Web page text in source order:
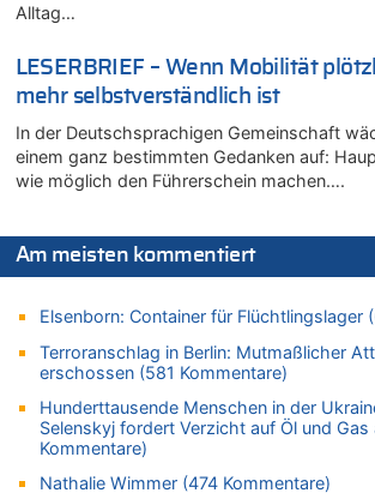
07.08.2026 - 16:38 von Joseph Meyer zu
Wasserstand des Rheins in NRW so
07.08.2026 - 16:29 von Dax zu
In Belgien missachten zwei von drei
Tempolimit in 30er-Zonen – Untersuchung
07.08.2026 - 16:01 von Zuhörer zu
In Belgien missachten zwei von drei
Tempolimit in 30er-Zonen – Untersuchung
07.08.2026 - 15:56 von Eifel_er zu
Mark van Bommel offiziell als neuer
07.08.2026 - 15:43 von Hausmeister zu
Wie kam es zur Ceuta-Krise?
07.08.2026 - 15:30 von Soso zu
Aachen ab 11. August wieder Mekka des
Belgien setzt bei Reit-WM auf starke
07.08.2026 - 15:13 von Joseph Meyer zu
Mark van Bommel offiziell als neuer
Alltag…
LESERBRIEF – Wenn Mobilität
mehr selbstverständlich ist
In der Deutschsprachigen Gemeinschaft
einem ganz bestimmten Gedanken auf:
wie möglich den Führerschein machen….
Am meisten kommentiert
Elsenborn: Container für Flüchtlingslager
Terroranschlag in Berlin: Mutmaßlicher
erschossen (581 Kommentare)
Hunderttausende Menschen in der
Selenskyj fordert Verzicht auf Öl und Gas
Kommentare)
Nathalie Wimmer (474 Kommentare)